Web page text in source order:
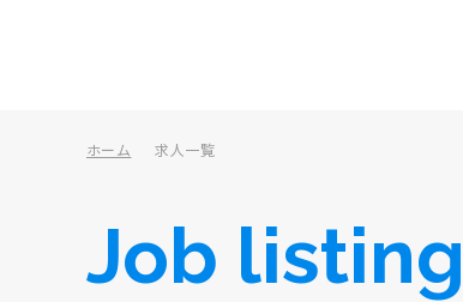
ホーム 求人一覧
Job